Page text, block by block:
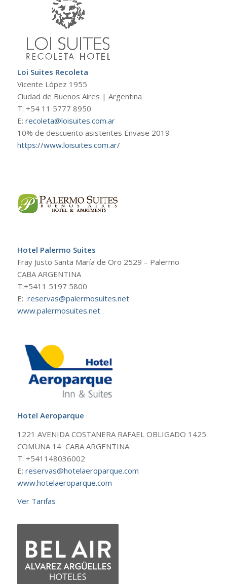
Loi Suites Recoleta
Vicente López 1955
Ciudad de Buenos Aires | Argentina
T: +54 11 5777 8950
E: recoleta@loisuites.com.ar
10% de descuento asistentes Envase 2019
https://www.loisuites.com.ar/
Hotel Palermo Suites
Fray Justo Santa María de Oro 2529 – Palermo
CABA ARGENTINA
T:+5411 5197 5800
E: reservas@palermosuites.net
www.palermosuites.net
Hotel Aeroparque
1221 AVENIDA COSTANERA RAFAEL OBLIGADO 1425
COMUNA 14 CABA ARGENTINA
T: +541148036002
E: reservas@hotelaeroparque.com
www.hotelaeroparque.com
Ver Tarifas